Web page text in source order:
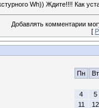
Wh)) Ждите!!!! Как
Добавлять комментарии
[
Пн Вт
4
5
11
12